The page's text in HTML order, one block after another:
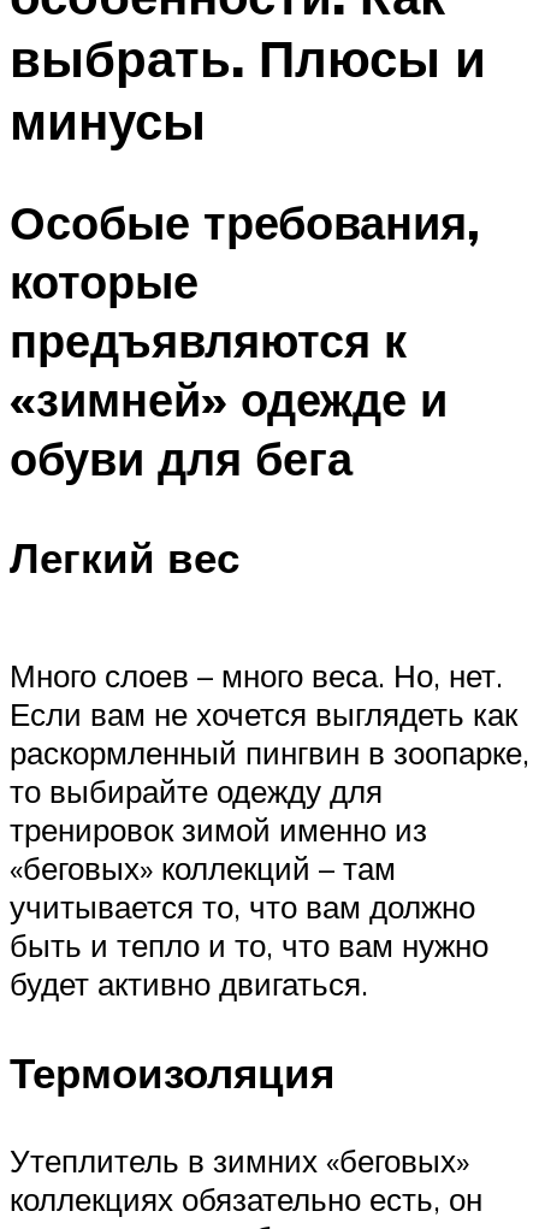
выбрать. Плюсы и
минусы
Особые требования,
которые
предъявляются к
«зимней» одежде и
обуви для бега
Легкий вес
Много слоев – много веса. Но, нет.
Если вам не хочется выглядеть как
раскормленный пингвин в зоопарке,
то выбирайте одежду для
тренировок зимой именно из
«беговых» коллекций – там
учитывается то, что вам должно
быть и тепло и то, что вам нужно
будет активно двигаться.
Термоизоляция
Утеплитель в зимних «беговых»
коллекциях обязательно есть, он